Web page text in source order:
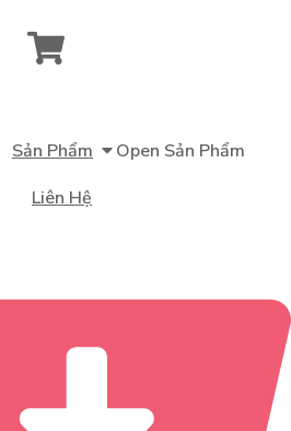
Sản Phẩm
Open Sản Phẩm
Liên Hệ